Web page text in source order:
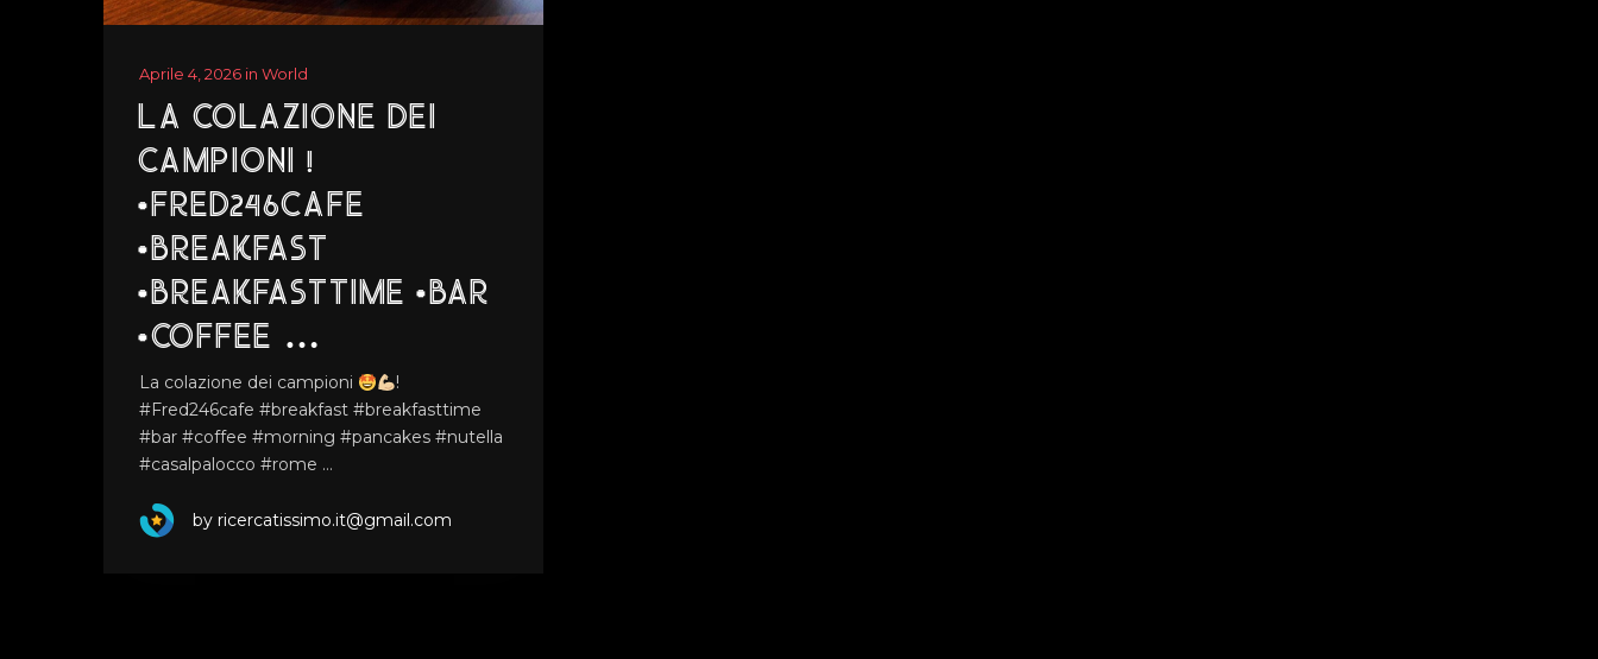
Aprile 4, 2026 in World
LA COLAZIONE DEI
CAMPIONI !
#FRED246CAFE
#BREAKFAST
#BREAKFASTTIME #BAR
#COFFEE …
La colazione dei campioni
!
#Fred246cafe #breakfast #breakfasttime
#bar #coffee #morning #pancakes #nutella
#casalpalocco #rome …
by ricercatissimo.it@gmail.com